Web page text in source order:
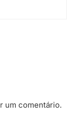
um comentário.